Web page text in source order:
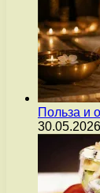
Польза и
30.05.2026